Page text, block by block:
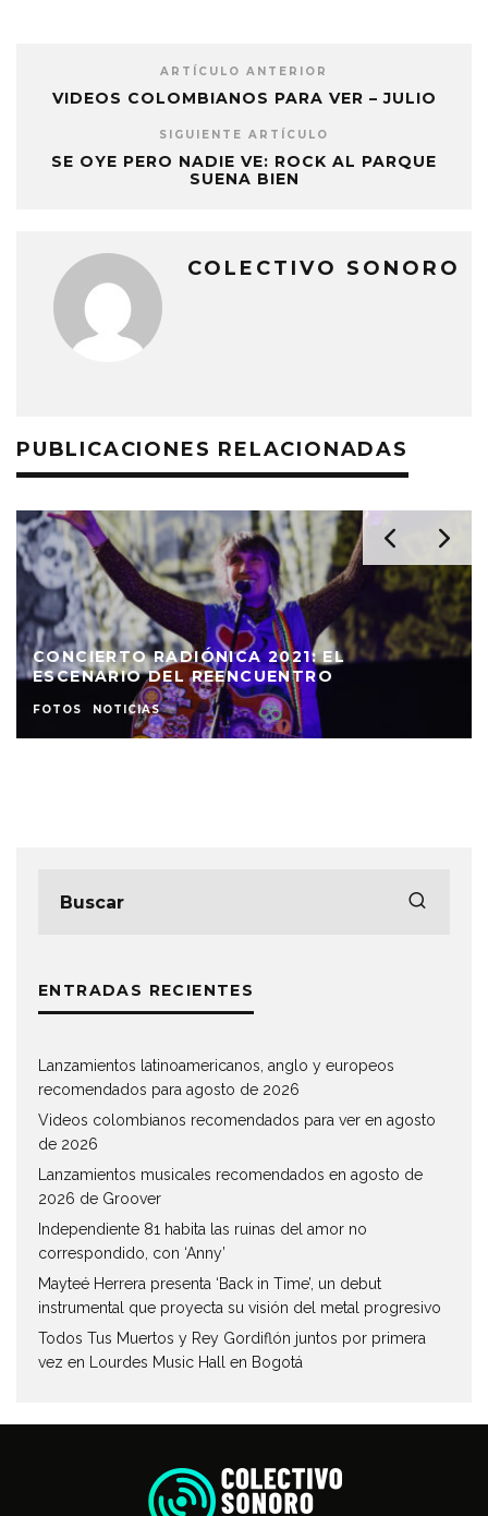
ARTÍCULO ANTERIOR
VIDEOS COLOMBIANOS PARA VER – JULIO
SIGUIENTE ARTÍCULO
SE OYE PERO NADIE VE: ROCK AL PARQUE
SUENA BIEN
COLECTIVO SONORO
PUBLICACIONES RELACIONADAS
CONCIERTO RADIÓNICA 2021: EL
ESCENARIO DEL REENCUENTRO
FOTOS NOTICIAS
ENTRADAS RECIENTES
Lanzamientos latinoamericanos, anglo y europeos
recomendados para agosto de 2026
Videos colombianos recomendados para ver en agosto
de 2026
Lanzamientos musicales recomendados en agosto de
2026 de Groover
Independiente 81 habita las ruinas del amor no
correspondido, con ‘Anny’
Mayteé Herrera presenta ‘Back in Time’, un debut
instrumental que proyecta su visión del metal progresivo
Todos Tus Muertos y Rey Gordiflón juntos por primera
vez en Lourdes Music Hall en Bogotá